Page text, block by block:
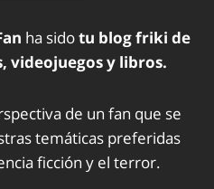
ha sidotu blog friki de
videojuegos y libros.
de un fan que se
temáticas preferidas
ficción y el terror.